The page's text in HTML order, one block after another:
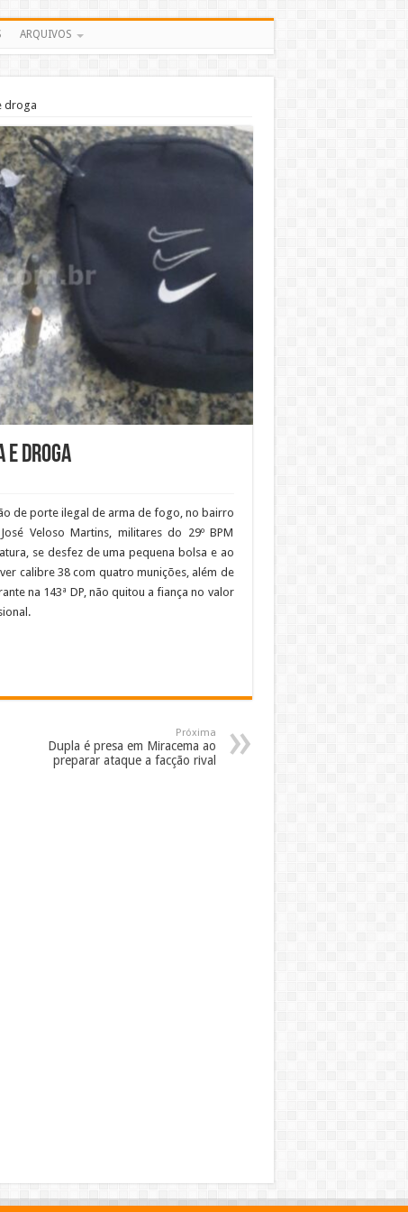
ARQUIVOS
droga
e droga
de porte ilegal de arma de fogo, no bairro
Veloso Martins, militares do 29º BPM
se desfez de uma pequena bolsa e ao
calibre 38 com quatro munições, além de
na 143ª DP, não quitou a fiança no valor
Próxima
Dupla é presa em Miracema ao
preparar ataque a facção rival